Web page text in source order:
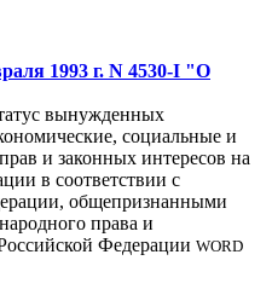
1993 г. N 4530-I "О
вынужденных
социальные и
и законных интересов на
в соответствии с
общепризнанными
права и
Федерации WORD